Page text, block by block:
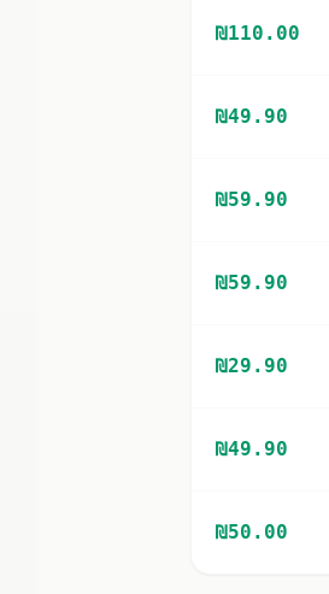
₪110.00
₪49.90
₪59.90
₪59.90
₪29.90
₪49.90
₪50.00